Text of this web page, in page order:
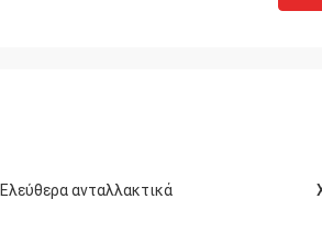
Ελεύθερα ανταλλακτικά